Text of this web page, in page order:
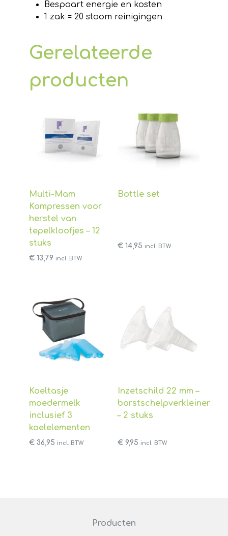
Bespaart energie en kosten
1 zak = 20 stoom reinigingen
Gerelateerde
producten
Multi-Mam
Kompressen voor
herstel van
tepelkloofjes – 12
stuks
€13,79 incl. BTW
Bottle set
€14,95 incl. BTW
Koeltasje
moedermelk
inclusief 3
koelelementen
€36,95 incl. BTW
Inzetschild 22 mm –
borstschelpverkleiner
– 2 stuks
€9,95 incl. BTW
Producten